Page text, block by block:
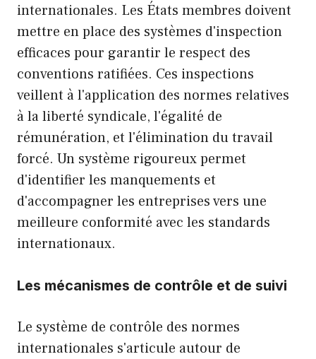
internationales. Les États membres doivent
mettre en place des systèmes d'inspection
efficaces pour garantir le respect des
conventions ratifiées. Ces inspections
veillent à l'application des normes relatives
à la liberté syndicale, l'égalité de
rémunération, et l'élimination du travail
forcé. Un système rigoureux permet
d'identifier les manquements et
d'accompagner les entreprises vers une
meilleure conformité avec les standards
internationaux.
Les mécanismes de contrôle et de suivi
Le système de contrôle des normes
internationales s'articule autour de